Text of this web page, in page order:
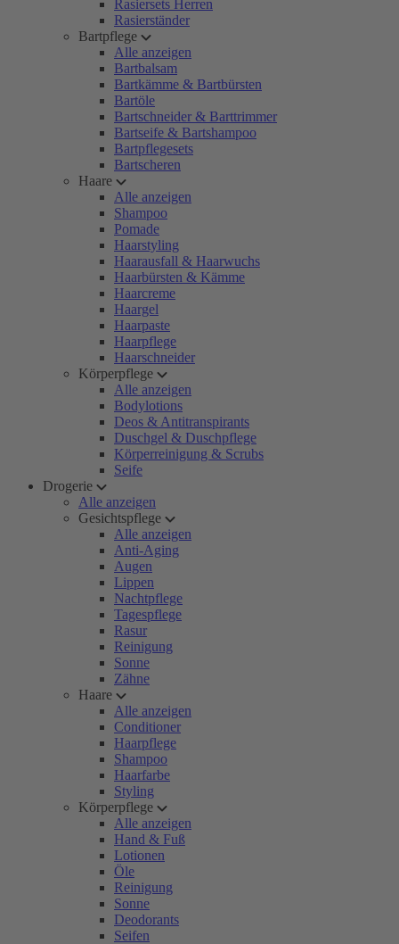
Rasiersets Herren
Rasierständer
Bartpflege
Alle anzeigen
Bartbalsam
Bartkämme & Bartbürsten
Bartöle
Bartschneider & Barttrimmer
Bartseife & Bartshampoo
Bartpflegesets
Bartscheren
Haare
Alle anzeigen
Shampoo
Pomade
Haarstyling
Haarausfall & Haarwuchs
Haarbürsten & Kämme
Haarcreme
Haargel
Haarpaste
Haarpflege
Haarschneider
Körperpflege
Alle anzeigen
Bodylotions
Deos & Antitranspirants
Duschgel & Duschpflege
Körperreinigung & Scrubs
Seife
Drogerie
Alle anzeigen
Gesichtspflege
Alle anzeigen
Anti-Aging
Augen
Lippen
Nachtpflege
Tagespflege
Rasur
Reinigung
Sonne
Zähne
Haare
Alle anzeigen
Conditioner
Haarpflege
Shampoo
Haarfarbe
Styling
Körperpflege
Alle anzeigen
Hand & Fuß
Lotionen
Öle
Reinigung
Sonne
Deodorants
Seifen